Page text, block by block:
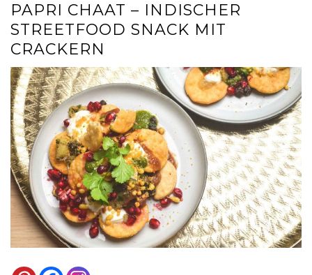
PAPRI CHAAT – INDISCHER
STREETFOOD SNACK MIT
CRACKERN